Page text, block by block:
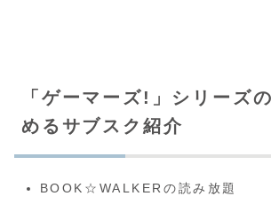
「ゲーマーズ!」シリーズ
めるサブスク紹介
BOOK☆WALKERの読み放題